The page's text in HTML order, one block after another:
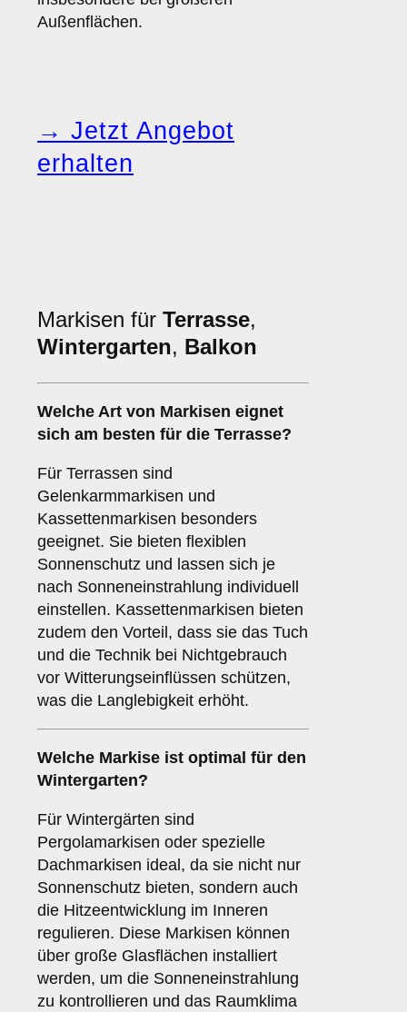
Außenflächen.
→ Jetzt Angebot
erhalten
Markisen für Terrasse,
Wintergarten, Balkon
Welche Art von Markisen eignet
sich am besten für die Terrasse?
Für Terrassen sind
Gelenkarmmarkisen und
Kassettenmarkisen besonders
geeignet. Sie bieten flexiblen
Sonnenschutz und lassen sich je
nach Sonneneinstrahlung individuell
einstellen. Kassettenmarkisen bieten
zudem den Vorteil, dass sie das Tuch
und die Technik bei Nichtgebrauch
vor Witterungseinflüssen schützen,
was die Langlebigkeit erhöht.
Welche Markise ist optimal für den
Wintergarten?
Für Wintergärten sind
Pergolamarkisen oder spezielle
Dachmarkisen ideal, da sie nicht nur
Sonnenschutz bieten, sondern auch
die Hitzeentwicklung im Inneren
regulieren. Diese Markisen können
über große Glasflächen installiert
werden, um die Sonneneinstrahlung
zu kontrollieren und das Raumklima